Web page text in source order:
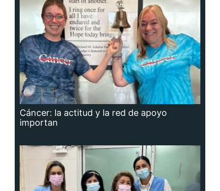
Cáncer: la actitud y la red de apoyo
importan